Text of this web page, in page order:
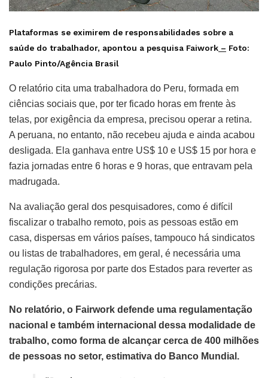
Plataformas se eximirem de responsabilidades sobre a
saúde do trabalhador, apontou a pesquisa Faiwork – Foto:
Paulo Pinto/Agência Brasil
O relatório cita uma trabalhadora do Peru, formada em
ciências sociais que, por ter ficado horas em frente às
telas, por exigência da empresa, precisou operar a retina.
A peruana, no entanto, não recebeu ajuda e ainda acabou
desligada. Ela ganhava entre US$ 10 e US$ 15 por hora e
fazia jornadas entre 6 horas e 9 horas, que entravam pela
madrugada.
Na avaliação geral dos pesquisadores, como é difícil
fiscalizar o trabalho remoto, pois as pessoas estão em
casa, dispersas em vários países, tampouco há sindicatos
ou listas de trabalhadores, em geral, é necessária uma
regulação rigorosa por parte dos Estados para reverter as
condições precárias.
No relatório, o Fairwork defende uma regulamentação
nacional e também internacional dessa modalidade de
trabalho, como forma de alcançar cerca de 400 milhões
de pessoas no setor, estimativa do Banco Mundial.